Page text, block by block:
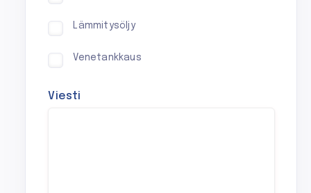
Lämmitysöljy
Venetankkaus
Viesti